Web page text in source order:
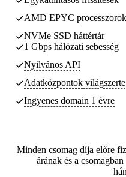
AMD EPYC processzorok
NVMe SSD háttértár
1 Gbps hálózati sebesség
Nyilvános API
Adatközpontok világszerte
Ingyenes domain 1 évre
Minden csomag díja előre
árának és a